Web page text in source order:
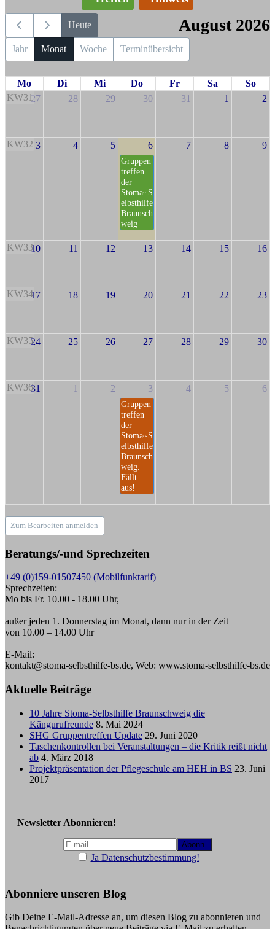
Heute August 2026
Jahr Monat Woche Terminübersicht
Mo Di Mi Do Fr Sa
So
KW3127 28 29 30 31 1 2
KW32 3 4 5 6
Gruppen
treffen
der
Stoma~S
elbsthilfe
Braunsch
weig
7 8 9
KW3310 11 12 13 14 15 16
KW3417 18 19 20 21 22 23
KW3524 25 26 27 28 29 30
KW3631 1 2 3
Gruppen
treffen
der
Stoma~S
elbsthilfe
Braunsch
weig.
Fällt
aus!
4 5 6
Zum Bearbeiten anmelden
Beratungs/-und Sprechzeiten
+49 (0)159-01507450 (Mobilfunktarif)
Sprechzeiten:
Mo bis Fr. 10.00 - 18.00 Uhr,
außer jeden 1. Donnerstag im Monat, dann nur in der Zeit
von 10.00 – 14.00 Uhr
E-Mail:
kontakt@stoma-selbsthilfe-bs.de, Web: www.stoma-selbsthilfe-bs.de
Aktuelle Beiträge
10 Jahre Stoma-Selbsthilfe Braunschweig die
Kängurufreunde 8. Mai 2024
SHG Gruppentreffen Update 29. Juni 2020
Taschenkontrollen bei Veranstaltungen – die Kritik reißt nicht
ab 4. März 2018
Projektpräsentation der Pflegeschule am HEH in BS 23. Juni
2017
Newsletter Abonnieren!
Ja Datenschutzbestimmung!
Abonniere unseren Blog
Gib Deine E-Mail-Adresse an, um diesen Blog zu abonnieren und